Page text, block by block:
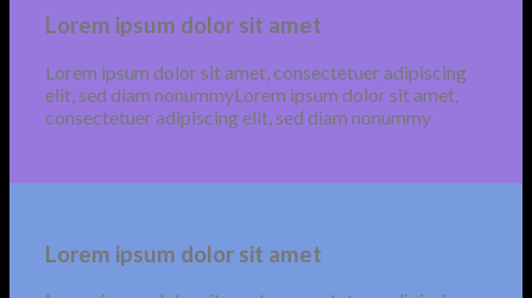
Lorem ipsum dolor sit amet
Lorem ipsum dolor sit amet, consectetuer adipiscing
elit, sed diam nonummyLorem ipsum dolor sit amet,
consectetuer adipiscing elit, sed diam nonummy
Lorem ipsum dolor sit amet